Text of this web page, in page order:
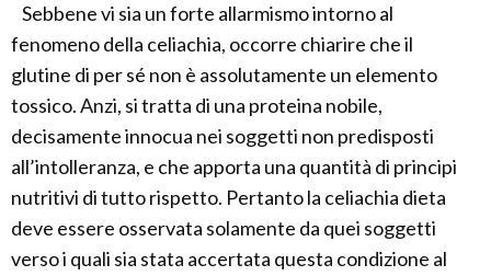
Sebbene vi sia un forte allarmismo intorno al
fenomeno della celiachia, occorre chiarire che il
glutine di per sé non è assolutamente un elemento
tossico. Anzi, si tratta di una proteina nobile,
decisamente innocua nei soggetti non predisposti
all’intolleranza, e che apporta una quantità di principi
nutritivi di tutto rispetto. Pertanto la celiachia dieta
deve essere osservata solamente da quei soggetti
verso i quali sia stata accertata questa condizione al